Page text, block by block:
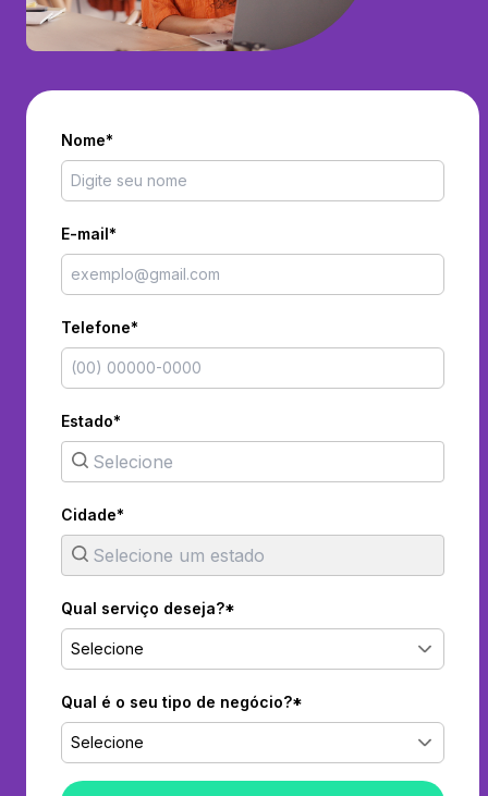
Nome*
E-mail*
Telefone*
Estado*
Cidade*
Qual serviço deseja?*
Selecione
Qual é o seu tipo de negócio?*
Selecione